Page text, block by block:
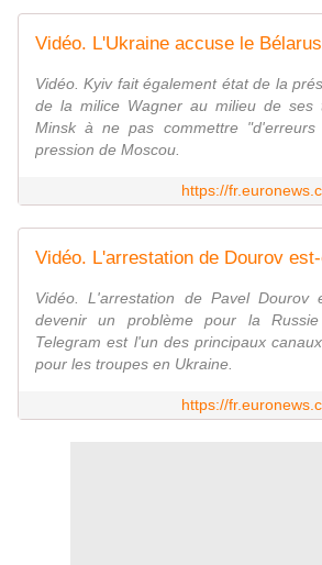
Vidéo. Kyiv fait également état de la
de la milice Wagner au milieu de ses
Minsk à ne pas commettre "d'erreurs
pression de Moscou.
https://
Vidéo. L'arrestation de Pavel Dourov
devenir un problème pour la
Telegram est l'un des principaux
pour les troupes en Ukraine.
https://